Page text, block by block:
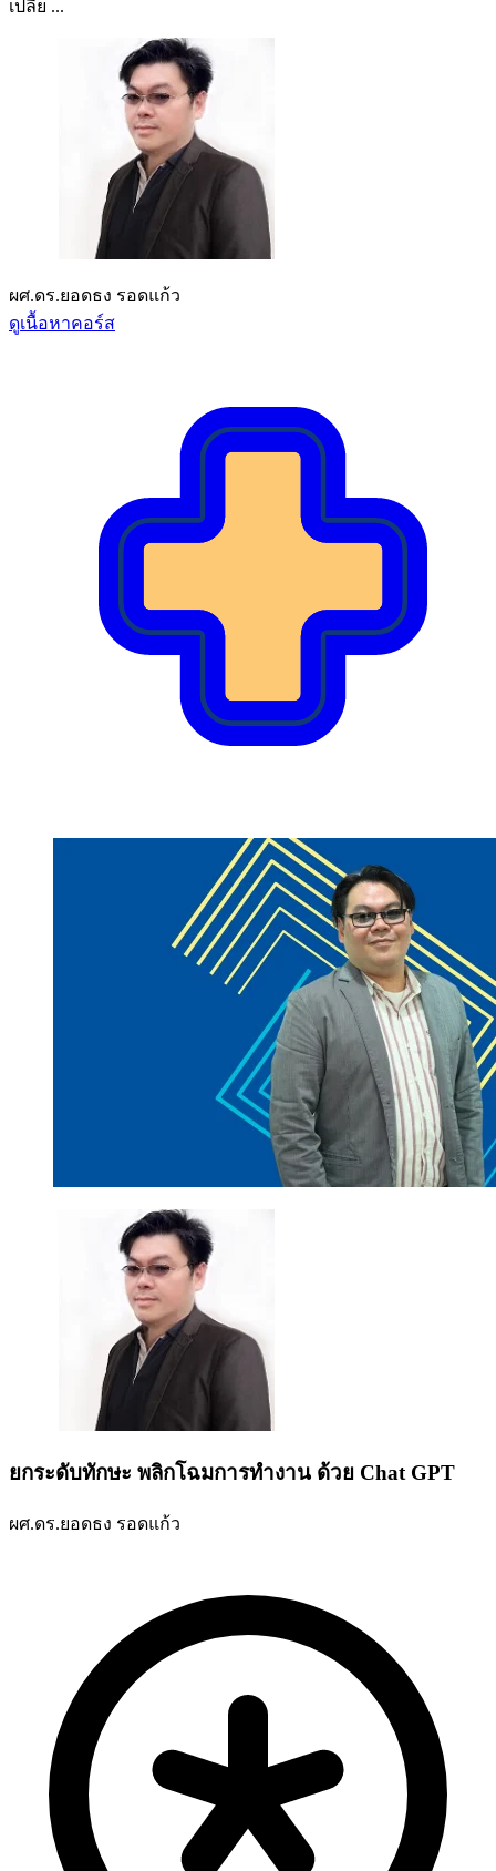
เปลี่ย ...
ผศ.ดร.ยอดธง รอดแก้ว
ดูเนื้อหาคอร์ส
ยกระดับทักษะ พลิกโฉมการทำงาน ด้วย Chat GPT
ผศ.ดร.ยอดธง รอดแก้ว